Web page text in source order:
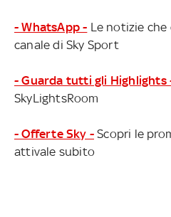
- WhatsApp - Le notizie che
canale di Sky Sport
- Guarda tutti gli Highlights
SkyLightsRoom
- Offerte Sky - Scopri le
attivale subito